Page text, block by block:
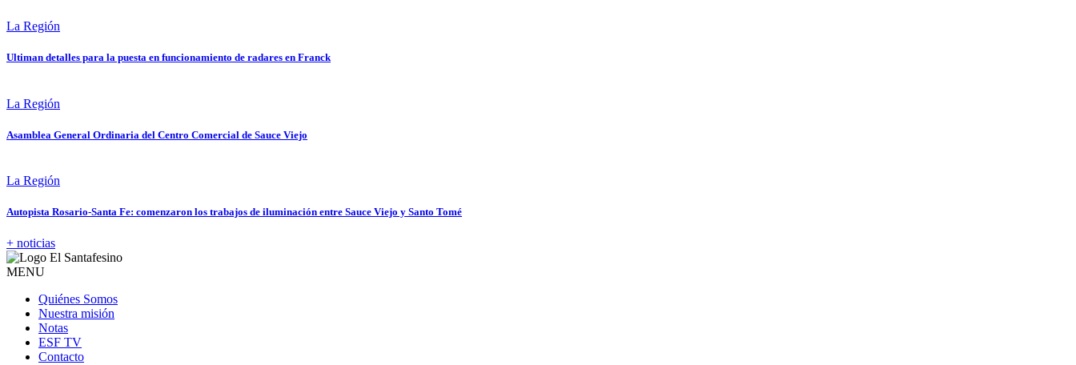
La Región
Ultiman detalles para la puesta en funcionamiento de radares en Franck
La Región
Asamblea General Ordinaria del Centro Comercial de Sauce Viejo
La Región
Autopista Rosario-Santa Fe: comenzaron los trabajos de iluminación entre Sauce Viejo y Santo Tomé
+ noticias
MENU
Quiénes Somos
Nuestra misión
Notas
ESF TV
Contacto